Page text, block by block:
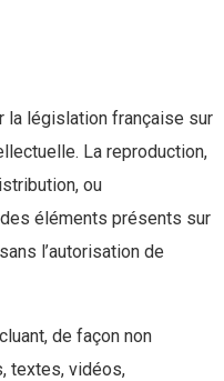
la législation française sur
La reproduction,
ou
éléments présents sur
l’autorisation de
de façon non
textes, vidéos,